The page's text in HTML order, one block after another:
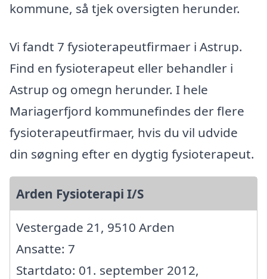
kommune, så tjek oversigten herunder.
Vi fandt 7 fysioterapeutfirmaer i Astrup.
Find en fysioterapeut eller behandler i
Astrup og omegn herunder. I hele
Mariagerfjord kommunefindes der flere
fysioterapeutfirmaer, hvis du vil udvide
din søgning efter en dygtig fysioterapeut.
Arden Fysioterapi I/S
Vestergade 21, 9510 Arden
Ansatte: 7
Startdato: 01. september 2012,